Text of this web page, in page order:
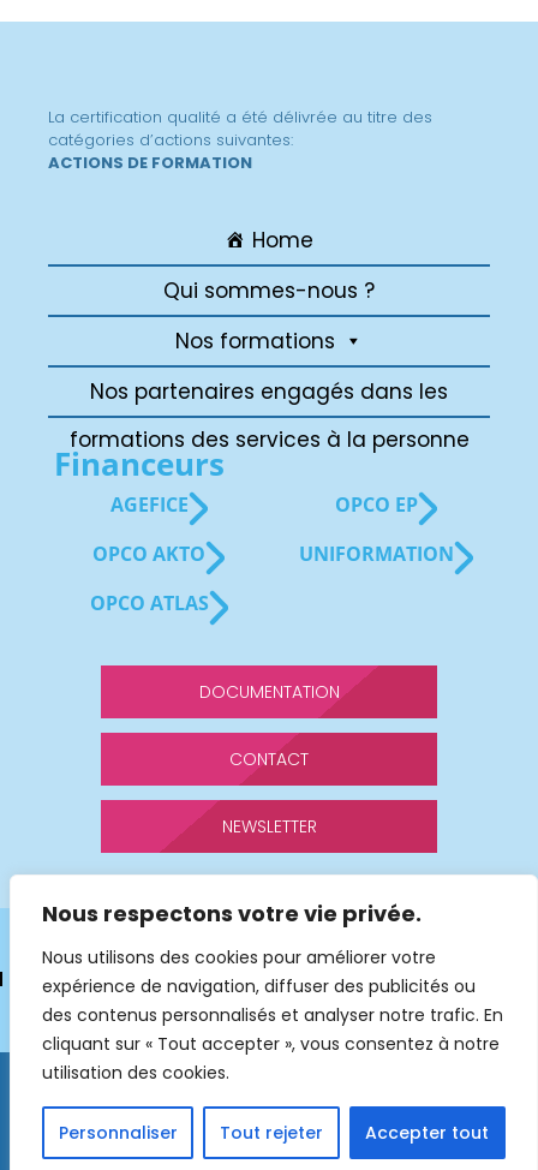
Nous respectons votre vie privée.
Nous utilisons des cookies pour améliorer votre
expérience de navigation, diffuser des publicités ou
des contenus personnalisés et analyser notre trafic. En
cliquant sur « Tout accepter », vous consentez à notre
utilisation des cookies.
Personnaliser Tout rejeter Accepter tout
La certification qualité a été délivrée au titre des
catégories d’actions suivantes:
ACTIONS DE FORMATION
Home
Qui sommes-nous ?
Nos formations
Nos partenaires engagés dans les
formations des services à la personne
Financeurs
AGEFICE
OPCO AKTO
OPCO ATLAS
OPCO EP
UNIFORMATION
DOCUMENTATION
CONTACT
NEWSLETTER
Mentions légales du site Sap Services
Politique de confidentialité et protection des données
personnelles
CGV
© 2026 Sap Services est l’organisme de formation agréé de la
Fédésap.